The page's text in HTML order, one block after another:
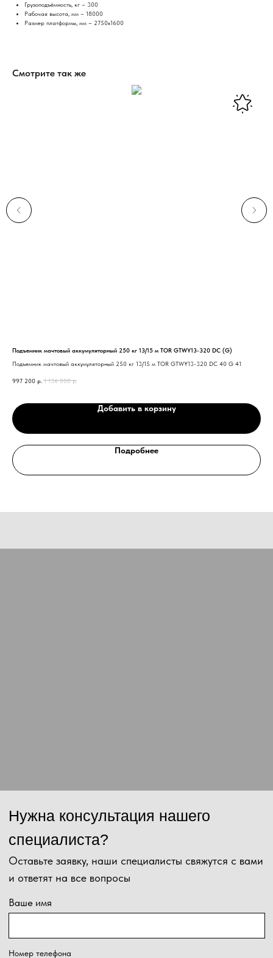
Грузоподъёмность, кг – 300
Рабочая высота, мм – 18000
Размер платформы, мм – 2750х1600
Смотрите так же
Подъемник мачтовый аккумуляторный 250 кг 13/15 м TOR GTWY13-320 DC (G)
Подъемник мачтовый аккумуляторный 250 кг 13/15 м TOR GTWY13-320 DC 40 G 41
997 200 р. 1 136 808 р.
Добавить в корзину
Подробнее
Ваше имя
Оставьте заявку, наши специалисты свяжутся с вами
и ответят на все вопросы
Нужна консультация нашего
специалиста?